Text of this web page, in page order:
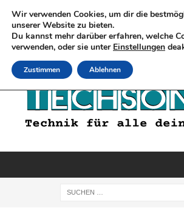
Wir verwenden Cookies, um dir die
unserer Website zu bieten.
Du kannst mehr darüber erfahren, welche
verwenden, oder sie unter Einstellungen
Zustimmen Ablehnen